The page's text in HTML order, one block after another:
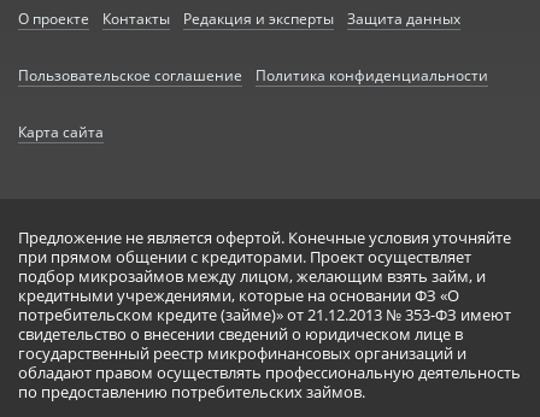
О проекте Контакты Редакция и эксперты Защита данных
Пользовательское соглашение Политика конфиденциальности
Карта сайта
Предложение не является офертой. Конечные условия уточняйте
при прямом общении с кредиторами. Проект осуществляет
подбор микрозаймов между лицом, желающим взять займ, и
кредитными учреждениями, которые на основании ФЗ «О
потребительском кредите (займе)» от 21.12.2013 № 353-ФЗ имеют
свидетельство о внесении сведений о юридическом лице в
государственный реестр микрофинансовых организаций и
обладают правом осуществлять профессиональную деятельность
по предоставлению потребительских займов.